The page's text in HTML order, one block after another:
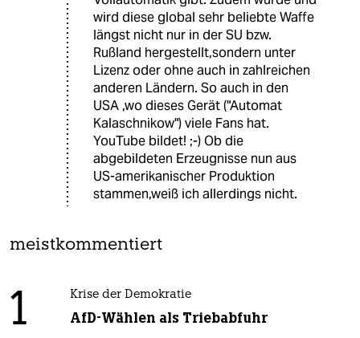
wird diese global sehr beliebte Waffe
längst nicht nur in der SU bzw.
Rußland hergestellt,sondern unter
Lizenz oder ohne auch in zahlreichen
anderen Ländern. So auch in den
USA ,wo dieses Gerät ("Automat
Kalaschnikow") viele Fans hat.
YouTube bildet! ;-) Ob die
abgebildeten Erzeugnisse nun aus
US-amerikanischer Produktion
stammen,weiß ich allerdings nicht.
meistkommentiert
1 Krise der Demokratie
AfD-Wählen als Triebabfuhr